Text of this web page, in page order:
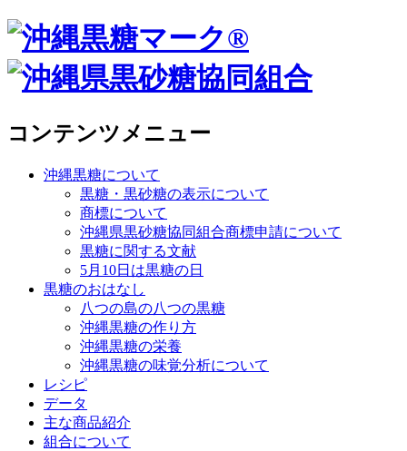
コンテンツメニュー
沖縄黒糖について
黒糖・黒砂糖の表示について
商標について
沖縄県黒砂糖協同組合商標申請について
黒糖に関する文献
5月10日は黒糖の日
黒糖のおはなし
八つの島の八つの黒糖
沖縄黒糖の作り方
沖縄黒糖の栄養
沖縄黒糖の味覚分析について
レシピ
データ
主な商品紹介
組合について